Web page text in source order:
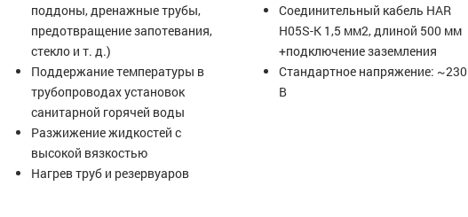
поддоны, дренажные трубы,
предотвращение запотевания,
стекло и т. д.)
Поддержание температуры в
трубопроводах установок
санитарной горячей воды
Разжижение жидкостей с
высокой вязкостью
Нагрев труб и резервуаров
Соединительный кабель HAR
H05S-K 1,5 мм2, длиной 500 мм
+подключение заземления
Стандартное напряжение: ~230
В